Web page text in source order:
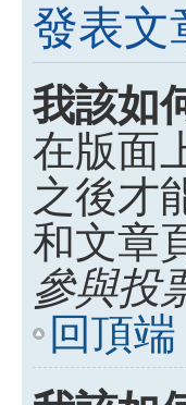
發表文
我該如
在版面
之後才
和文章
參與投
回頂端